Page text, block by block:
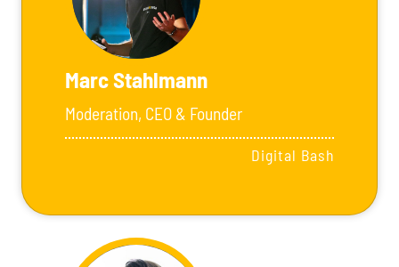
Marc Stahlmann
Moderation, CEO & Founder
Digital Bash